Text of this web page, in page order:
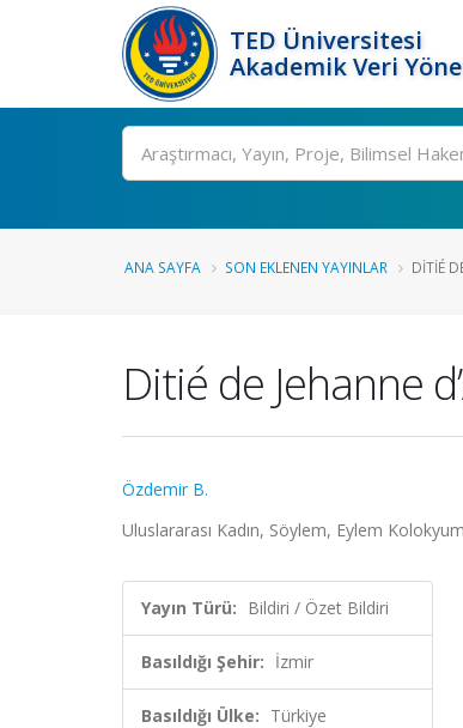
TED Üniversitesi
Akademik Veri
Ara
ANA SAYFA SON EKLENEN YAYINLAR DITIÉ
Ditié de Jehanne
Özdemir B.
Uluslararası Kadın, Söylem, Eylem
Yayın Türü: Bildiri / Özet Bildiri
Basıldığı Şehir: İzmir
Basıldığı Ülke: Türkiye